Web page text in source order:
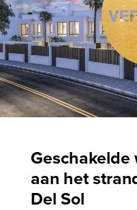
Geschakelde
aan het
Del Sol